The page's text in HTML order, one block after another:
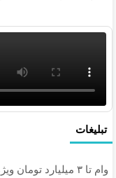
تبلیغات
وام تا ۳ میلیارد تومان